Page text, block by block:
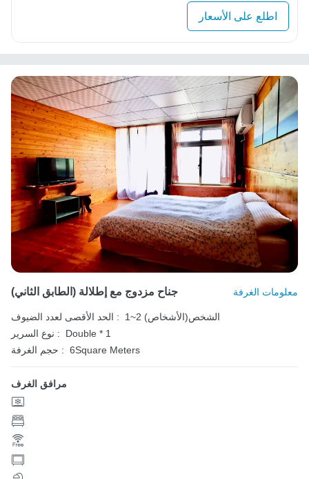
اطلع على الأسعار
جناح مزدوج مع إطلالة (الطابق الثاني) معلومات الغرفة
الحد الأقصى لعدد الضيوف :
1~2 الشخص(الأشخاص)
نوع السرير :
Double * 1
حجم الغرفة : 6Square Meters
مرافق الغرف